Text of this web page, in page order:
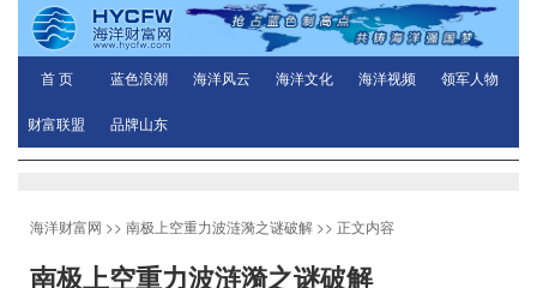
首 页 蓝色浪潮 海洋风云 海洋文化 海洋视频 领军人物
财富联盟 品牌山东
海洋财富网 >> 南极上空重力波涟漪之谜破解 >> 正文内容
南极上空重力波涟漪之谜破解